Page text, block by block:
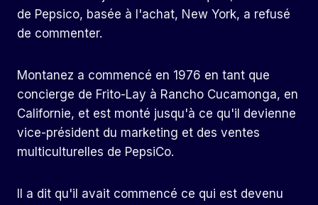
de Pepsico, basée à l'achat, New York, a refusé
de commenter.
Montanez a commencé en 1976 en tant que
concierge de Frito-Lay à Rancho Cucamonga, en
Californie, et est monté jusqu'à ce qu'il devienne
vice-président du marketing et des ventes
multiculturelles de PepsiCo.
Il a dit qu'il avait commencé ce qui est devenu